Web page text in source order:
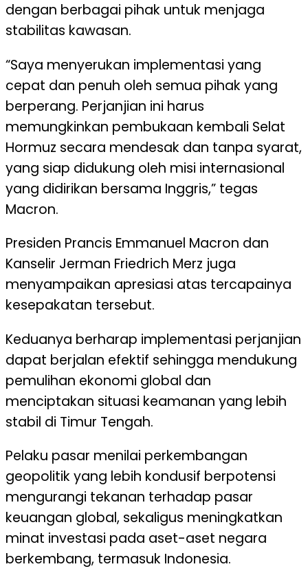
dengan berbagai pihak untuk menjaga
stabilitas kawasan.
“Saya menyerukan implementasi yang
cepat dan penuh oleh semua pihak yang
berperang. Perjanjian ini harus
memungkinkan pembukaan kembali Selat
Hormuz secara mendesak dan tanpa syarat,
yang siap didukung oleh misi internasional
yang didirikan bersama Inggris,” tegas
Macron.
Presiden Prancis Emmanuel Macron dan
Kanselir Jerman Friedrich Merz juga
menyampaikan apresiasi atas tercapainya
kesepakatan tersebut.
Keduanya berharap implementasi perjanjian
dapat berjalan efektif sehingga mendukung
pemulihan ekonomi global dan
menciptakan situasi keamanan yang lebih
stabil di Timur Tengah.
Pelaku pasar menilai perkembangan
geopolitik yang lebih kondusif berpotensi
mengurangi tekanan terhadap pasar
keuangan global, sekaligus meningkatkan
minat investasi pada aset-aset negara
berkembang, termasuk Indonesia.